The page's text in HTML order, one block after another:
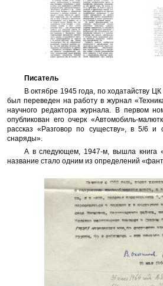
Писатель
В октябре 1945 года, по
был переведен на работу в журнал
научного редактора журнала. В первом
опубликован его очерк «Автомобиль-
рассказ «Разговор по существу», в 5/6 и
снаряды».
А в следующем, 1947-м, вышла книга
название стало одним из определений